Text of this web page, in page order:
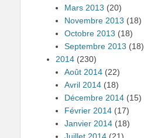
Mars 2013 (20)
Novembre 2013 (18)
Octobre 2013 (18)
Septembre 2013 (18)
2014 (230)
Août 2014 (22)
Avril 2014 (18)
Décembre 2014 (15)
Février 2014 (17)
Janvier 2014 (18)
Juillet 2014 (21)